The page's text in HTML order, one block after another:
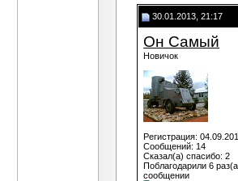
30.01.2013, 21:17
Он Самый
Новичок
Регистрация:
Сообщений: 14
Сказал(а) спасибо: 2
Поблагодарили 6
сообщении